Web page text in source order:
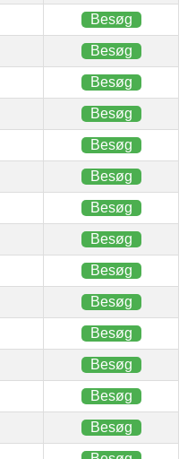
Besøg
Besøg
Besøg
Besøg
Besøg
Besøg
Besøg
Besøg
Besøg
Besøg
Besøg
Besøg
Besøg
Besøg